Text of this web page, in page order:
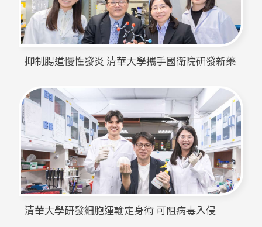
抑制腸道慢性發炎 清華大學攜手國衛院研發新藥
清華大學研發細胞運輸定身術 可阻病毒入侵